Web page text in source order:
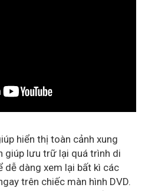
hiển thị toàn cảnh xung
giúp lưu trữ lại quá trình di
dễ dàng xem lại bất kì các
trên chiếc màn hình DVD.